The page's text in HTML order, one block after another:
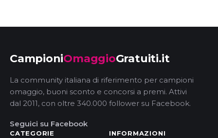
CampioniOmaggioGratuiti.it
La community italiana di riferimento per campioni
omaggio, buoni sconto e concorsi a premi. Attivi
dal 2011, con oltre 340.000 follower su Facebook.
Seguici su Facebook
CATEGORIE INFORMAZIONI